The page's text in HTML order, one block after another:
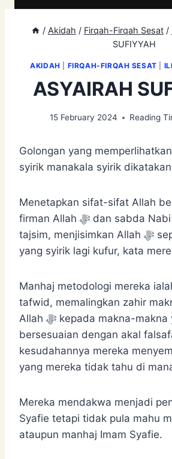
/ Akidah / Firqah-Firqah Sesat /
SUFIYYAH
AKIDAH FIRQAH-FIRQAH SESAT
ASYAIRAH
15 February 2024 Reading
Golongan yang
syirik manakala syirik
Menetapkan sifat-sifat Allah
firman Allah ﷻ dan sabda Nabi ﷺ dikatakan
tajsim, menjisimkan Allah ﷻ seperti makhluk
yang syirik lagi kufur, kata
Manhaj metodologi mereka
tafwid, memalingkan zahir
Allah ﷻ kepada makna-makna yang
bersesuaian dengan akal
kesudahannya mereka
yang mereka tidak tahu di
Mereka mendakwa menjadi
Syafie tetapi tidak pula mahu
ataupun manhaj Imam Syafie.